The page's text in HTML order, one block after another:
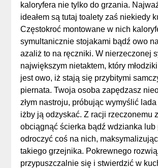
kaloryfera nie tylko do grzania.
ideałem są tutaj toalety zaś niekiedy
Częstokroć montowane w nich
symultanicznie stojakami bądź owo
azaliż to na ręczniki. W nierzeczonej
największym nietaktem, który
jest owo, iż stają się przybitymi
piernata. Twoja osoba zapędzasz
złym nastroju, próbując wymyślić
iżby ją odzyskać. Z racji rzeczonemu
obciągnąć ścierka bądź wdzianka lub
odroczyć coś na nich,
takiego grzejnika. Pokrewnego
przypuszczalnie się i stwierdzić w